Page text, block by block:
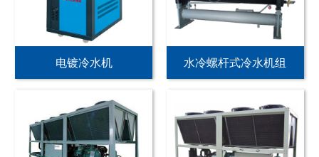
电镀冷水机 水冷螺杆式冷水机组